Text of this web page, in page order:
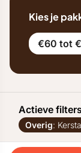
Kies je
€60 tot
Actieve
Overig: